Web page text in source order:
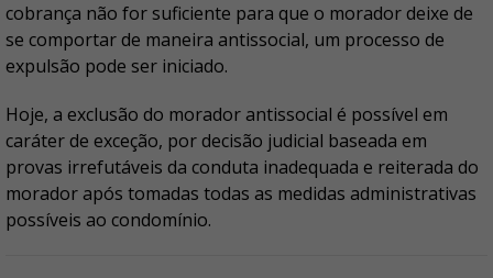
cobrança não for suficiente para que o morador deixe de
se comportar de maneira antissocial, um processo de
expulsão pode ser iniciado.
Hoje, a exclusão do morador antissocial é possível em
caráter de exceção, por decisão judicial baseada em
provas irrefutáveis da conduta inadequada e reiterada do
morador após tomadas todas as medidas administrativas
possíveis ao condomínio.